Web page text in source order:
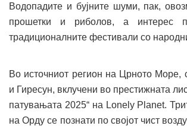
Водопадите и бујните шуми, пак,
прошетки и риболов, а интерес
традиционалните фестивали со
Во источниот регион на Црното Море,
и Гиресун, вклучени во престижната
патувањата 2025“ на Lonely Planet.
на Орду се познати по својот чист